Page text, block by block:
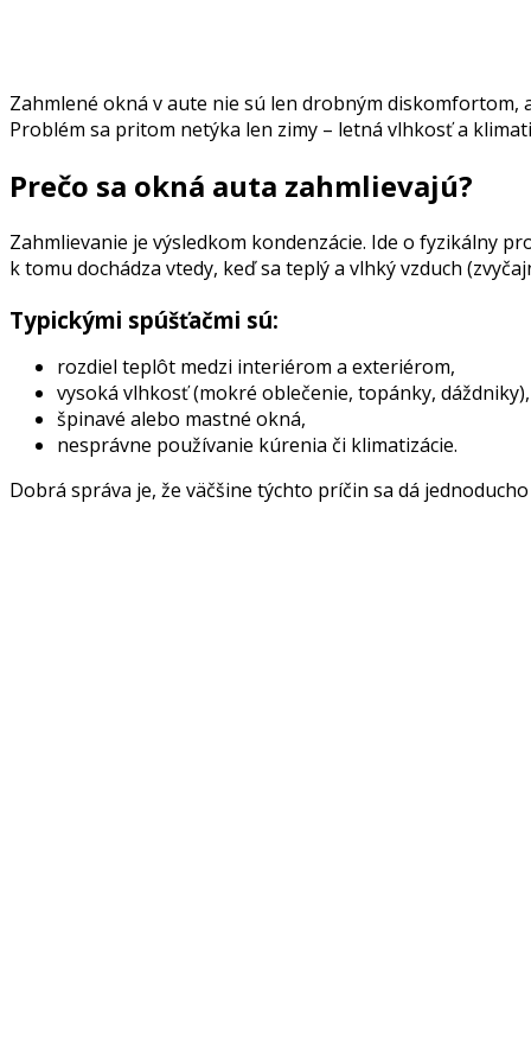
Zahmlené okná v aute nie sú len drobným diskomfortom,
Problém sa pritom netýka len zimy – letná vlhkosť a
Prečo sa okná auta zahmlievajú?
Zahmlievanie je výsledkom kondenzácie. Ide o fyzikálny
k tomu dochádza vtedy, keď sa teplý a vlhký vzduch
Typickými spúšťačmi sú:
rozdiel teplôt medzi interiérom a exteriérom,
vysoká vlhkosť (mokré oblečenie, topánky, dáždniky),
špinavé alebo mastné okná,
nesprávne používanie kúrenia či klimatizácie.
Dobrá správa je, že väčšine týchto príčin sa dá